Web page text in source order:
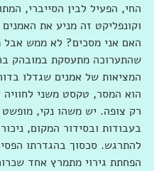
החי, הפעיל לבין הסייברי,
וקונפליקט זה מניע את
האם אני מסכים? לא ממש אבל
שהתערוכה מתעסקת במובהק
המציאות של אמנים שגדלו
הוא המסר, טקסט משני לחוויה
רק צופה. יש משהו נקי, מופשט
בעבודות ובסידור המקום,
להתרגש. סכסוך בהגדרתו
הפחתת גירוי מתמרץ אחד